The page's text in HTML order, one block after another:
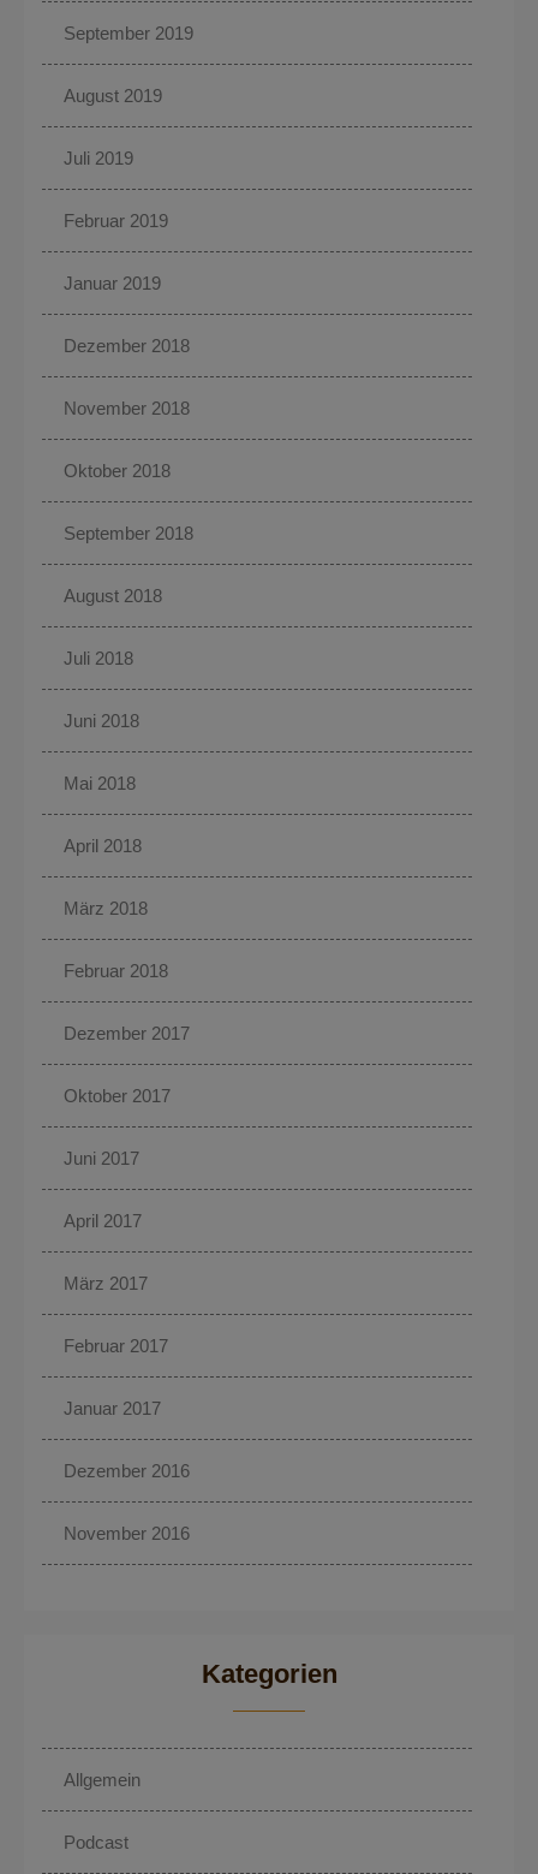
September 2019
August 2019
Juli 2019
Februar 2019
Januar 2019
Dezember 2018
November 2018
Oktober 2018
September 2018
August 2018
Juli 2018
Juni 2018
Mai 2018
April 2018
März 2018
Februar 2018
Dezember 2017
Oktober 2017
Juni 2017
April 2017
März 2017
Februar 2017
Januar 2017
Dezember 2016
November 2016
Kategorien
Allgemein
Podcast